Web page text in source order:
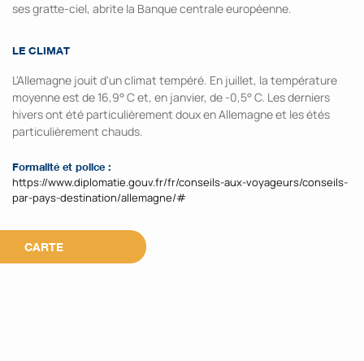
ses gratte-ciel, abrite la Banque centrale européenne.
LE CLIMAT
L'Allemagne jouit d'un climat tempéré. En juillet, la température
moyenne est de 16,9° C et, en janvier, de -0,5° C. Les derniers
hivers ont été particulièrement doux en Allemagne et les étés
particulièrement chauds.
Formalité et police :
https://www.diplomatie.gouv.fr/fr/conseils-aux-voyageurs/conseils-
par-pays-destination/allemagne/#
CARTE